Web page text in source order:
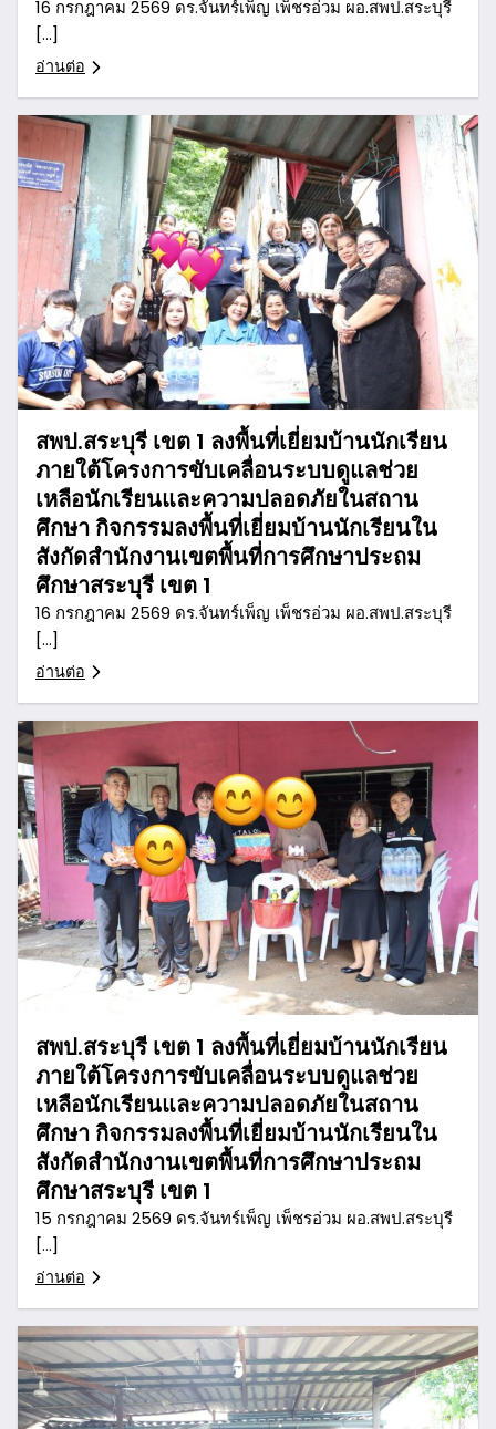
16 กรกฎาคม 2569 ดร.จันทร์เพ็ญ เพ็ชรอ่วม ผอ.สพป.สระบุรี
[…]
อ่านต่อ
สพป.สระบุรี เขต 1 ลงพื้นที่เยี่ยมบ้านนักเรียน
ภายใต้โครงการขับเคลื่อนระบบดูแลช่วย
เหลือนักเรียนและความปลอดภัยในสถาน
ศึกษา กิจกรรมลงพื้นที่เยี่ยมบ้านนักเรียนใน
สังกัดสำนักงานเขตพื้นที่การศึกษาประถม
ศึกษาสระบุรี เขต 1
16 กรกฎาคม 2569 ดร.จันทร์เพ็ญ เพ็ชรอ่วม ผอ.สพป.สระบุรี
[…]
อ่านต่อ
สพป.สระบุรี เขต 1 ลงพื้นที่เยี่ยมบ้านนักเรียน
ภายใต้โครงการขับเคลื่อนระบบดูแลช่วย
เหลือนักเรียนและความปลอดภัยในสถาน
ศึกษา กิจกรรมลงพื้นที่เยี่ยมบ้านนักเรียนใน
สังกัดสำนักงานเขตพื้นที่การศึกษาประถม
ศึกษาสระบุรี เขต 1
15 กรกฎาคม 2569 ดร.จันทร์เพ็ญ เพ็ชรอ่วม ผอ.สพป.สระบุรี
[…]
อ่านต่อ